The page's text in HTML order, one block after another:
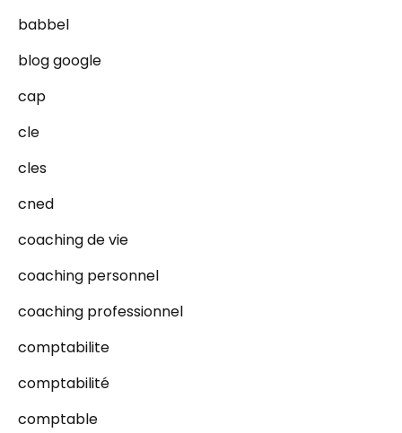
babbel
blog google
cap
cle
cles
cned
coaching de vie
coaching personnel
coaching professionnel
comptabilite
comptabilité
comptable